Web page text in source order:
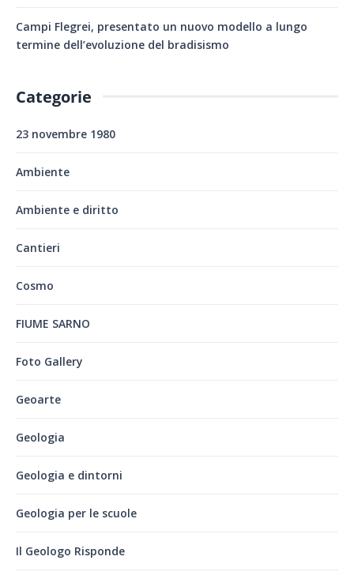
Campi Flegrei, presentato un nuovo modello a lungo
termine dell’evoluzione del bradisismo
Categorie
23 novembre 1980
Ambiente
Ambiente e diritto
Cantieri
Cosmo
FIUME SARNO
Foto Gallery
Geoarte
Geologia
Geologia e dintorni
Geologia per le scuole
Il Geologo Risponde